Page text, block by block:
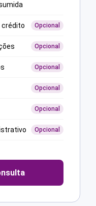
crédito Opcional
Opcional
Opcional
Opcional
Opcional
Opcional